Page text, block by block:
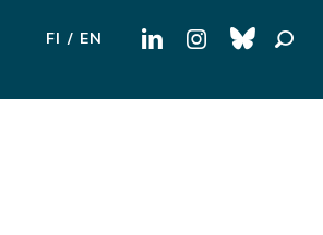
FI EN Haku: